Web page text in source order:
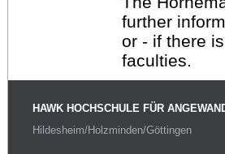
further
or - if there
faculties.
HAWK HOCHSCHULE FÜR
Hildesheim/Holzminden/Göttingen